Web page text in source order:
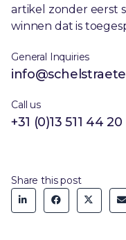
artikel zonder eerst
winnen dat is
General Inquiries
Call us
+31 (0)13 511 44 20
Share this post